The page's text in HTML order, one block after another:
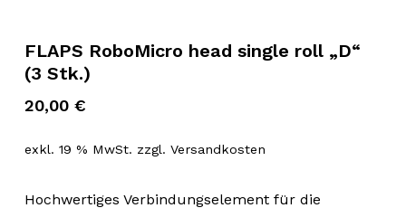
FLAPS RoboMicro head single roll „D“
(3 Stk.)
20,00 €
exkl. 19 % MwSt. zzgl. Versandkosten
Hochwertiges Verbindungselement für die